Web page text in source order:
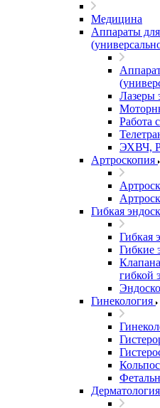
Медицина
Аппараты
Лазеры
Работа
ЭХВЧ,
Артроскопия
Гибкая
Гибкая
Гибкие
гибкой
Гинекология
Дерматология